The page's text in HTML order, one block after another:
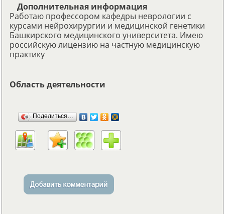
Дополнительная информация
Работаю профессором кафедры неврологии с
курсами нейрохирургии и медицинской генетики
Башкирского медицинского университета. Имею
российскую лицензию на частную медицинскую
практику
Область деятельности
Поделиться…